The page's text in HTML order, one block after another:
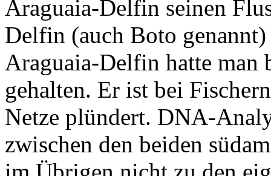
Araguaia-Delfin seinen
Delfin (auch Boto
Araguaia-Delfin hatte man
gehalten. Er ist bei
Netze plündert. DNA-
zwischen den beiden